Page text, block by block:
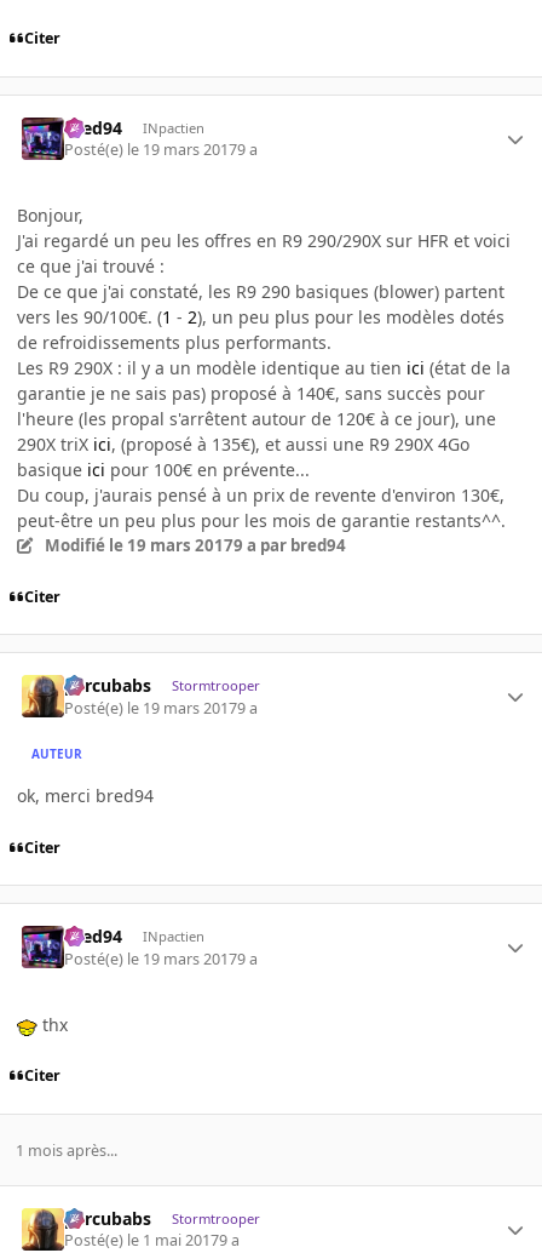
Citer
bred94 INpactien
Posté(e) le 19 mars 20179 a
Bonjour,
J'ai regardé un peu les offres en R9 290/290X sur HFR et voici
ce que j'ai trouvé :
De ce que j'ai constaté, les R9 290 basiques (blower) partent
vers les 90/100€. (1 - 2), un peu plus pour les modèles dotés
de refroidissements plus performants.
Les R9 290X : il y a un modèle identique au tien ici (état de la
garantie je ne sais pas) proposé à 140€, sans succès pour
l'heure (les propal s'arrêtent autour de 120€ à ce jour), une
290X triX ici, (proposé à 135€), et aussi une R9 290X 4Go
basique ici pour 100€ en prévente...
Du coup, j'aurais pensé à un prix de revente d'environ 130€,
peut-être un peu plus pour les mois de garantie restants^^.
Modifié le 19 mars 20179 a par bred94
Citer
percubabs Stormtrooper
Posté(e) le 19 mars 20179 a
AUTEUR
ok, merci bred94
Citer
bred94 INpactien
Posté(e) le 19 mars 20179 a
thx
Citer
1 mois après...
percubabs Stormtrooper
Posté(e) le 1 mai 20179 a